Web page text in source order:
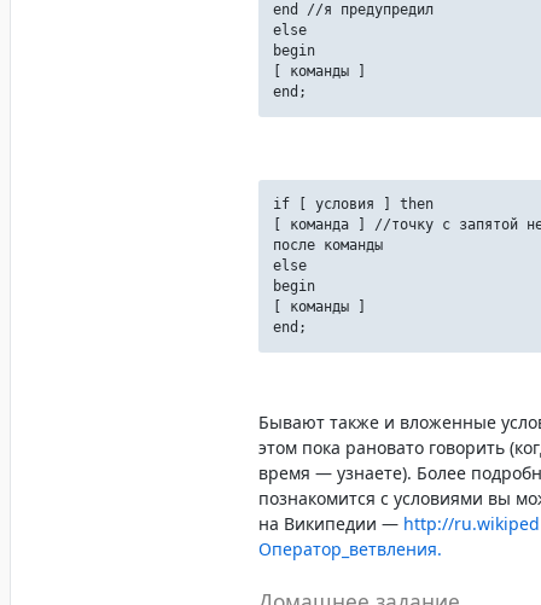
end //я предупредил
else
begin
[ команды ]
end;
if [ условия ] then
[ команда ] //точку с запятой
после команды
else
begin
[ команды ]
end;
Бывают также и вложенные
этом пока рановато говорить
время — узнаете). Более
познакомится с условиями вы
на Википедии — http://
Оператор_ветвления.